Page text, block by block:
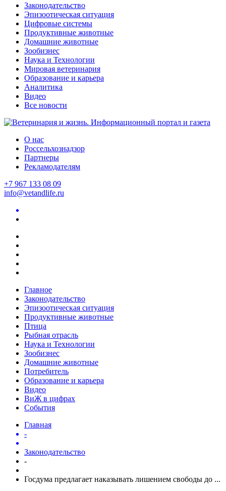
Законодательство
Эпизоотическая ситуация
Цифровые системы
Продуктивные животные
Домашние животные
Зообизнес
Наука и Технологии
Мировая ветеринария
Образование и карьера
Аналитика
Видео
Все новости
О нас
Россельхознадзор
Партнеры
Рекламодателям
+7 967 133 08 09
info@vetandlife.ru
Главное
Законодательство
Эпизоотическая ситуация
Продуктивные животные
Птица
Рыбная отрасль
Наука и Технологии
Зообизнес
Домашние животные
Потребитель
Образование и карьера
Видео
ВиЖ в цифрах
События
Главная
-
Законодательство
-
Госдума предлагает наказывать лишением свободы до ...